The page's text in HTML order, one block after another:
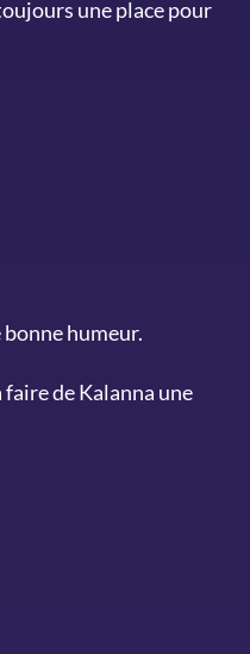
une place pour
humeur.
de Kalanna une